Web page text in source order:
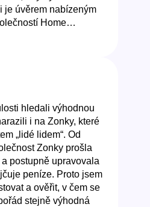
je úvěrem nabízeným
Home…
hledali výhodnou
i na Zonky, které
„lidé lidem“. Od
Zonky prošla
postupně upravovala
peníze. Proto jsem
a ověřit, v čem se
stejně výhodná